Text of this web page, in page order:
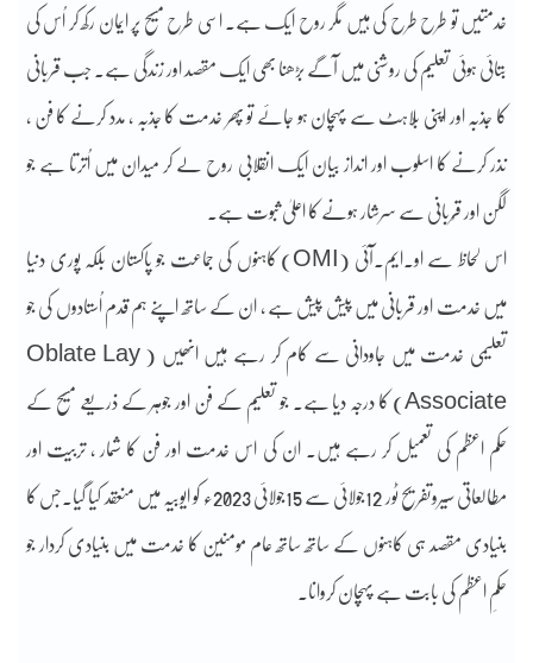
خدمتیں تو طرح طرح کی ہیں مگر روح ایک ہے۔ اسی طرح مسیح پر ایمان رکھ کر اُس کی
بتائی ہوئی تعلیم کی روشنی میں آگے بڑھنا بھی ایک مقصد اور زندگی ہے۔ جب قربانی
کا جذبہ اور اپنی بُلاہٹ سے پہچان ہو جائے تو پھر خدمت کا جذبہ ، مدد کرنے کا فن ،
نذر کرنے کا اسلوب اور انداز بیان ایک انقلابی روح لے کر میدان میں اُترتا ہے جو
لگن اور قُربانی سے سرشار ہونے کا اعلیٰ ثبوت ہے۔
اس لحاظ سے او۔ایم۔آئی (OMI) کاہنوں کی جماعت جو پاکستان بلکہ پوری دنیا
میں خدمت اور قربانی میں پیش پیش ہے , ان کے ساتھ اپنے ہم قدم اُستادوں کی جو
تعلیمی خدمت میں جاودانی سے کام کر رہے ہیں انھیں ( Oblate Lay
Associate) کا درجہ دیا ہے۔ جو تعلیم کے فن اور جوہر کے ذریعے مسیح کے
حکم اعظم کی تعمیل کر رہے ہیں۔ ان کی اس خدمت اور فن کا شمار ، تربیت اور
مطالعاتی سیروتفریح ٹور 12جولائی سے 15جولائی 2023ء کو ایوبیہ میں منعقد کیا گیا۔جس کا
بنیادی مقصد ہی کاہنوں کے ساتھ ساتھ عام مومنین کا خدمت میں بنیادی کردار جو
حکمِ اعظم کی بابت ہے پہچان کروانا۔